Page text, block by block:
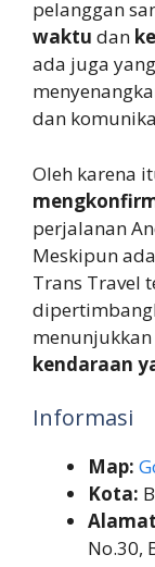
pelanggan
waktu dan
ada juga
dan
Oleh karena
perjalanan
Meskipun
Trans Travel
menunjukkan
kendaraan
Informasi
Map:
Kota:
No.30,